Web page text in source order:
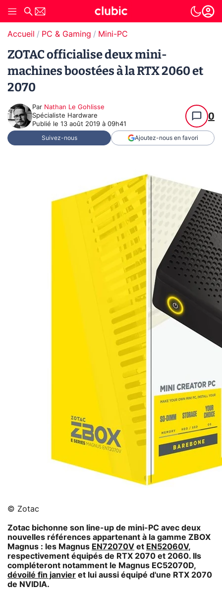
Accueil PC & Gaming Mini-PC
ZOTAC officialise deux mini-
machines boostées à la RTX 2060 et
2070
Par Nathan Le Gohlisse
Spécialiste Hardware
Publié le 13 août 2019 à 09h41
0
Suivez-nous Ajoutez-nous en favori
© Zotac
Zotac bichonne son line-up de mini-PC avec deux
nouvelles références appartenant à la gamme ZBOX
Magnus : les Magnus EN72070V et EN52060V,
respectivement équipés de RTX 2070 et 2060. Ils
compléteront notamment le Magnus EC52070D,
dévoilé fin janvier et lui aussi équipé d'une RTX 2070
de NVIDIA.